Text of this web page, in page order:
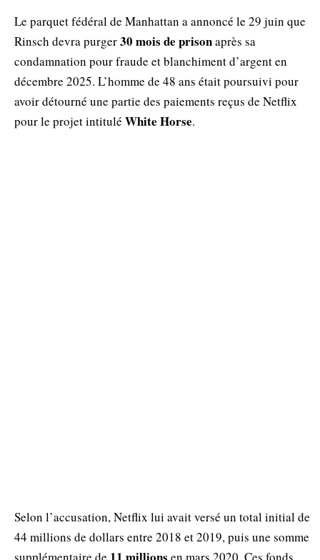
Le parquet fédéral de Manhattan a annoncé le 29 juin que
Rinsch devra purger30 mois de prisonaprès sa
condamnation pour fraude et blanchiment d’argent en
décembre 2025. L’homme de 48 ans était poursuivi pour
avoir détourné une partie des paiements reçus de Netflix
pour le projet intitulé White Horse.
Selon l’accusation, Netflix lui avait versé un total initial de
44 millions de dollars entre 2018 et 2019, puis une somme